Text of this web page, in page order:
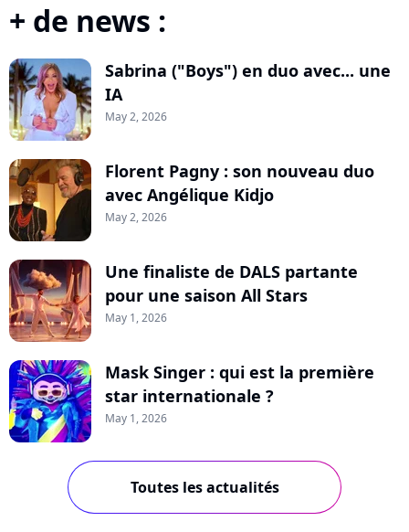
+ de news :
Sabrina ("Boys") en duo avec... une
IA
May 2, 2026
Florent Pagny : son nouveau duo
avec Angélique Kidjo
May 2, 2026
Une finaliste de DALS partante
pour une saison All Stars
May 1, 2026
Mask Singer : qui est la première
star internationale ?
May 1, 2026
Toutes les actualités